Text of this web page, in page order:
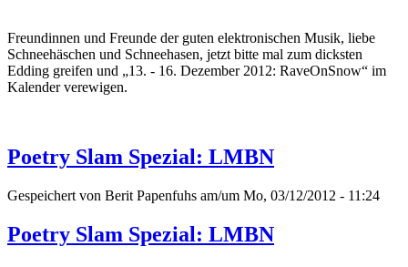
Freundinnen und Freunde der guten elektronischen Musik, liebe
Schneehäschen und Schneehasen, jetzt bitte mal zum dicksten
Edding greifen und „13. - 16. Dezember 2012: RaveOnSnow“ im
Kalender verewigen.
Poetry Slam Spezial: LMBN
Gespeichert von Berit Papenfuhs am/um Mo, 03/12/2012 - 11:24
Poetry Slam Spezial: LMBN